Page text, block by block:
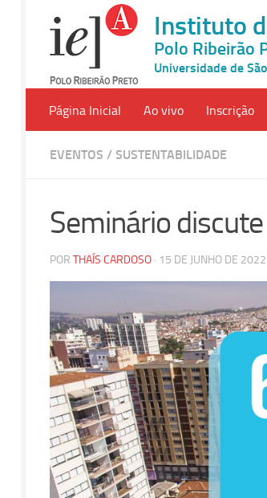
Instituto
Polo Ribeirão
Universidade de
Página Inicial Ao vivo Inscrição
EVENTOS / SUSTENTABILIDADE
Seminário
POR THAÍS CARDOSO · 15 DE JUNHO DE 2022